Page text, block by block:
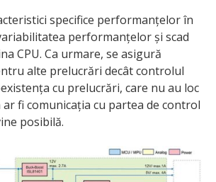
specifice performanțelor în
performanțelor și scad
CPU. Ca urmare, se asigură
alte prelucrări decât controlul
cu prelucrări, care nu au loc
fi comunicația cu partea de control
posibilă.